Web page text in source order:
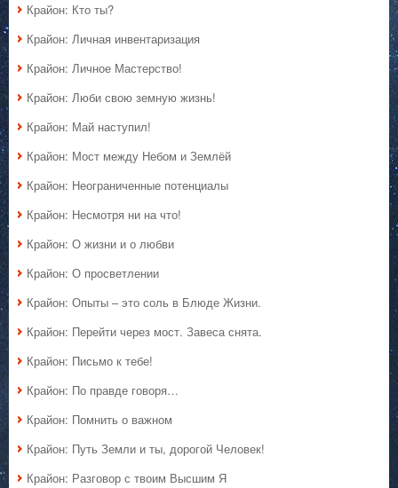
Крайон: Кто ты?
Крайон: Личная инвентаризация
Крайон: Личное Мастерство!
Крайон: Люби свою земную жизнь!
Крайон: Май наступил!
Крайон: Мост между Небом и Землёй
Крайон: Неограниченные потенциалы
Крайон: Несмотря ни на что!
Крайон: О жизни и о любви
Крайон: О просветлении
Крайон: Опыты – это соль в Блюде Жизни.
Крайон: Перейти через мост. Завеса снята.
Крайон: Письмо к тебе!
Крайон: По правде говоря…
Крайон: Помнить о важном
Крайон: Путь Земли и ты, дорогой Человек!
Крайон: Разговор с твоим Высшим Я